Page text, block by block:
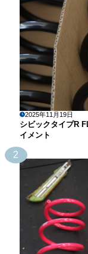
2025年11月19日
シビックタイプR
イメント
2